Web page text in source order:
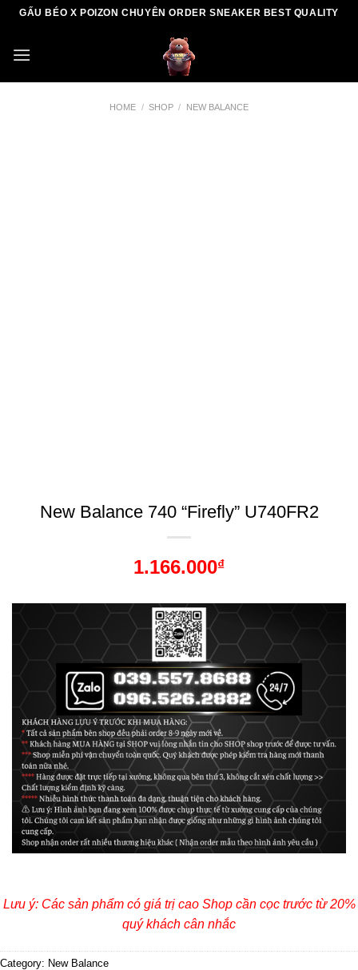
Skip
content
GẤU BÉO X POIZON CHUYÊN ORDER SNEAKER BEST QUALITY
HOME / SHOP / NEW BALANCE
New Balance 740 “Firefly” U740FR2
1.166.000₫
Lưu ý: Các sản phẩm có giá trị cao Shop cần cọc trước từ 20%
quý khách cân nhắc
Category: New Balance